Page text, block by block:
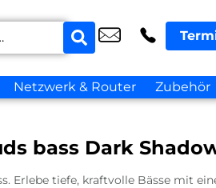
Netzwerk & Router Zubehör
bass Dark
Erlebe tiefe, kraftvolle Bässe mit